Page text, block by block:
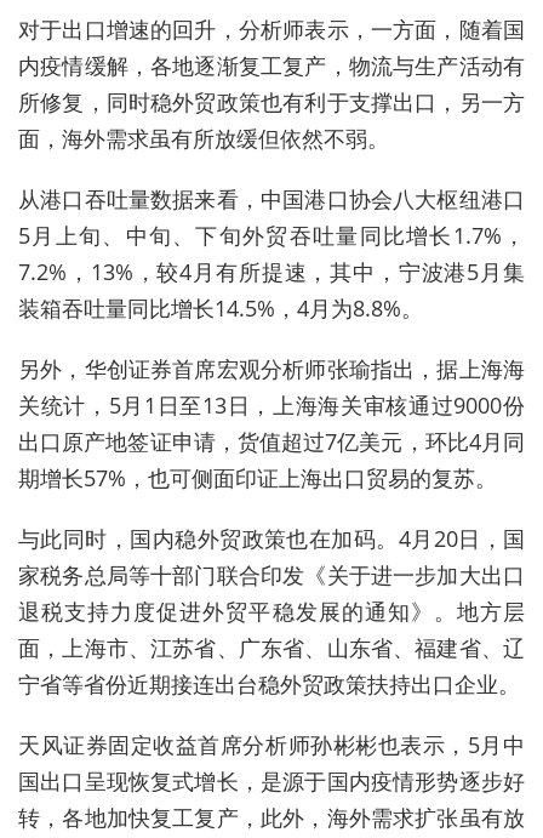
对于出口增速的回升，分析师表示，一方面，随着国
内疫情缓解，各地逐渐复工复产，物流与生产活动有
所修复，同时稳外贸政策也有利于支撑出口，另一方
面，海外需求虽有所放缓但依然不弱。
从港口吞吐量数据来看，中国港口协会八大枢纽港口
5月上旬、中旬、下旬外贸吞吐量同比增长1.7%，
7.2%，13%，较4月有所提速，其中，宁波港5月集
装箱吞吐量同比增长14.5%，4月为8.8%。
另外，华创证券首席宏观分析师张瑜指出，据上海海
关统计，5月1日至13日，上海海关审核通过9000份
出口原产地签证申请，货值超过7亿美元，环比4月同
期增长57%，也可侧面印证上海出口贸易的复苏。
与此同时，国内稳外贸政策也在加码。4月20日，国
家税务总局等十部门联合印发《关于进一步加大出口
退税支持力度促进外贸平稳发展的通知》。地方层
面，上海市、江苏省、广东省、山东省、福建省、辽
宁省等省份近期接连出台稳外贸政策扶持出口企业。
天风证券固定收益首席分析师孙彬彬也表示，5月中
国出口呈现恢复式增长，是源于国内疫情形势逐步好
转，各地加快复工复产，此外，海外需求扩张虽有放